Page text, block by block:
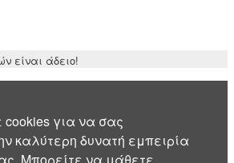
είναι άδειο!
cookies για να σας
καλύτερη δυνατή εμπειρία